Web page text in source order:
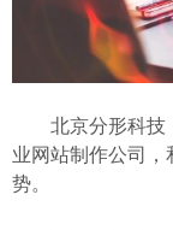
北京分形科技，
业网站制作公司
势。